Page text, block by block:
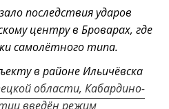
последствия ударов
центру в Броварах, где
самолётного типа.
в районе Ильичёвска
области, Кабардино-
введён режим